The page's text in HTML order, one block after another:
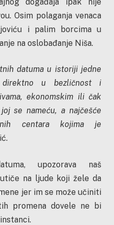
Osim polaganja venaca
i palim borcima u
na oslobađanje Niša.
datuma u istoriji jedne
u bezličnost i
ekonomskim ili čak
se nameću, a najčešće
centara kojima je
upozorava naš
na ljude koji žele da
jer im se može učiniti
promena dovele ne bi